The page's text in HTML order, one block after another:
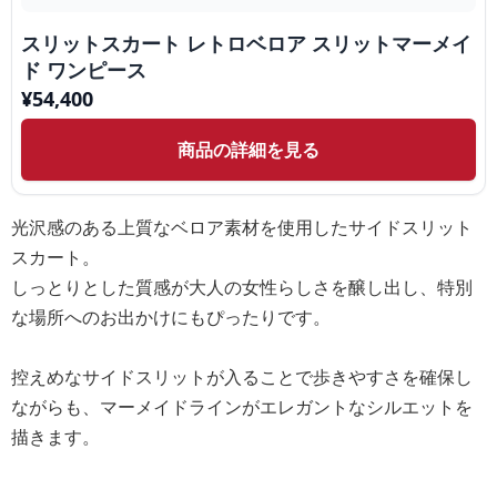
スリットスカート レトロベロア スリットマーメイ
ド ワンピース
¥54,400
商品の詳細を見る
光沢感のある上質なベロア素材を使用したサイドスリット
スカート。
しっとりとした質感が大人の女性らしさを醸し出し、特別
な場所へのお出かけにもぴったりです。
控えめなサイドスリットが入ることで歩きやすさを確保し
ながらも、マーメイドラインがエレガントなシルエットを
描きます。